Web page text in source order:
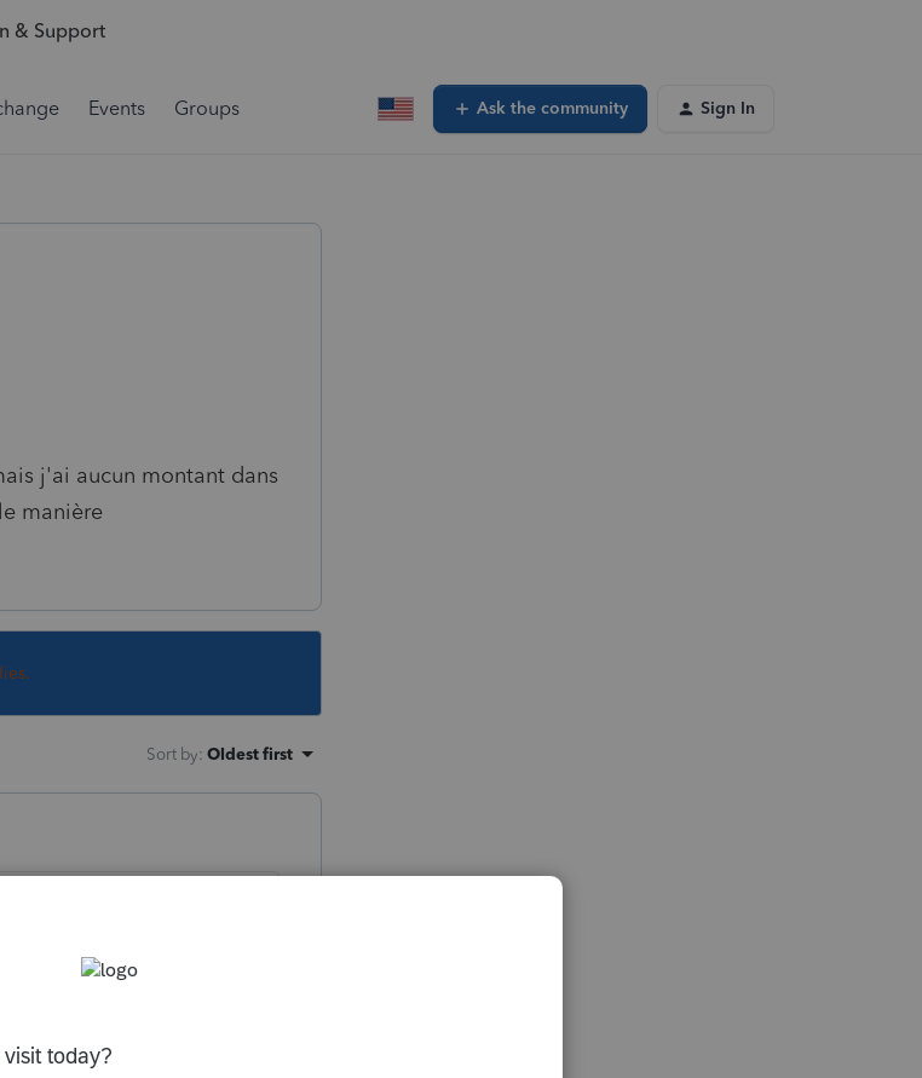
& Support
Events Groups Ask the community Sign In
j'ai aucun montant dans
manière
Sort by: Oldest first
fédérale, ce
0, il semble qu'il y a